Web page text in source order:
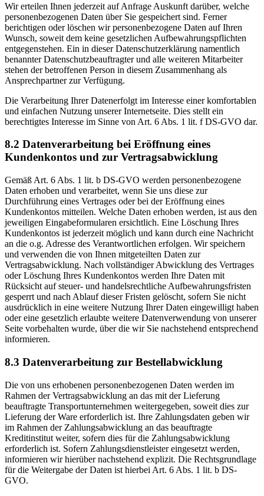
Wir erteilen Ihnen jederzeit auf Anfrage Auskunft darüber, welche
personenbezogenen Daten über Sie gespeichert sind. Ferner
berichtigen oder löschen wir personenbezogene Daten auf Ihren
Wunsch, soweit dem keine gesetzlichen Aufbewahrungspflichten
entgegenstehen. Ein in dieser Datenschutzerklärung namentlich
benannter Datenschutzbeauftragter und alle weiteren Mitarbeiter
stehen der betroffenen Person in diesem Zusammenhang als
Ansprechpartner zur Verfügung.
Die Verarbeitung Ihrer Datenerfolgt im Interesse einer komfortablen
und einfachen Nutzung unserer Internetseite. Dies stellt ein
berechtigtes Interesse im Sinne von Art. 6 Abs. 1 lit. f DS-GVO dar.
8.2 Datenverarbeitung bei Eröffnung eines
Kundenkontos und zur Vertragsabwicklung
Gemäß Art. 6 Abs. 1 lit. b DS-GVO werden personenbezogene
Daten erhoben und verarbeitet, wenn Sie uns diese zur
Durchführung eines Vertrages oder bei der Eröffnung eines
Kundenkontos mitteilen. Welche Daten erhoben werden, ist aus den
jeweiligen Eingabeformularen ersichtlich. Eine Löschung Ihres
Kundenkontos ist jederzeit möglich und kann durch eine Nachricht
an die o.g. Adresse des Verantwortlichen erfolgen. Wir speichern
und verwenden die von Ihnen mitgeteilten Daten zur
Vertragsabwicklung. Nach vollständiger Abwicklung des Vertrages
oder Löschung Ihres Kundenkontos werden Ihre Daten mit
Rücksicht auf steuer- und handelsrechtliche Aufbewahrungsfristen
gesperrt und nach Ablauf dieser Fristen gelöscht, sofern Sie nicht
ausdrücklich in eine weitere Nutzung Ihrer Daten eingewilligt haben
oder eine gesetzlich erlaubte weitere Datenverwendung von unserer
Seite vorbehalten wurde, über die wir Sie nachstehend entsprechend
informieren.
8.3 Datenverarbeitung zur Bestellabwicklung
Die von uns erhobenen personenbezogenen Daten werden im
Rahmen der Vertragsabwicklung an das mit der Lieferung
beauftragte Transportunternehmen weitergegeben, soweit dies zur
Lieferung der Ware erforderlich ist. Ihre Zahlungsdaten geben wir
im Rahmen der Zahlungsabwicklung an das beauftragte
Kreditinstitut weiter, sofern dies für die Zahlungsabwicklung
erforderlich ist. Sofern Zahlungsdienstleister eingesetzt werden,
informieren wir hierüber nachstehend explizit. Die Rechtsgrundlage
für die Weitergabe der Daten ist hierbei Art. 6 Abs. 1 lit. b DS-
GVO.